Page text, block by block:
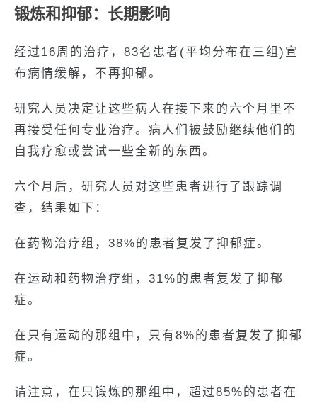
锻炼和抑郁：长期影响
经过16周的治疗，83名患者(平均分布在三组)宣
布病情缓解，不再抑郁。
研究人员决定让这些病人在接下来的六个月里不
再接受任何专业治疗。病人们被鼓励继续他们的
自我疗愈或尝试一些全新的东西。
六个月后，研究人员对这些患者进行了跟踪调
查，结果如下：
在药物治疗组，38%的患者复发了抑郁症。
在运动和药物治疗组，31%的患者复发了抑郁
症。
在只有运动的那组中，只有8%的患者复发了抑郁
症。
请注意，在只锻炼的那组中，超过85%的患者在